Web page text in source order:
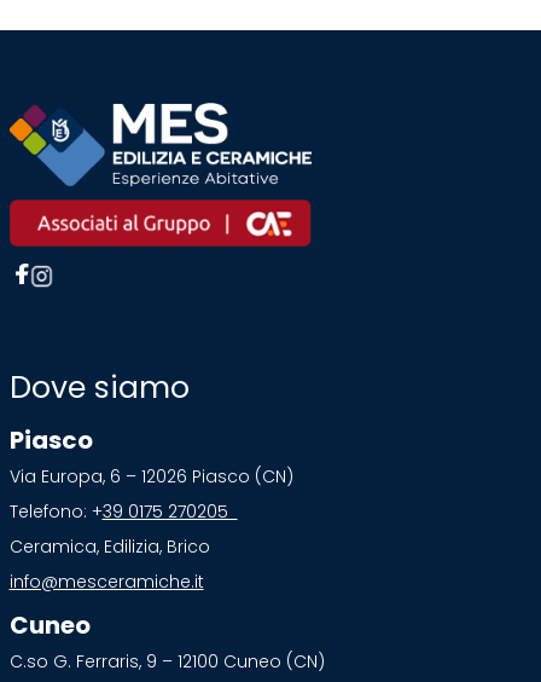
Dove siamo
Piasco
Via Europa, 6 – 12026 Piasco (CN)
Telefono: +39 0175 270205
Ceramica, Edilizia, Brico
info@mesceramiche.it
Cuneo
C.so G. Ferraris, 9 – 12100 Cuneo (CN)